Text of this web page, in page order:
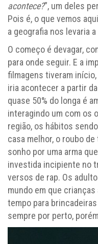
acontece?”, um deles
Pois é, o que vemos
a geografia nos levaria
O começo é devagar,
para onde seguir. E a
filmagens tiveram
iria acontecer a partir
quase 50% do longa é
interagindo um com os
região, os hábitos
casa melhor, o roubo
sonho por uma arma
investida incipiente no
versos de rap. Os
mundo em que
tempo para
sempre por perto,